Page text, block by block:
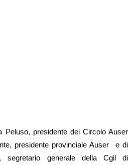
Peluso, presidente dei Circolo Auser
presidente provinciale Auser e di
segretario generale della Cgil di